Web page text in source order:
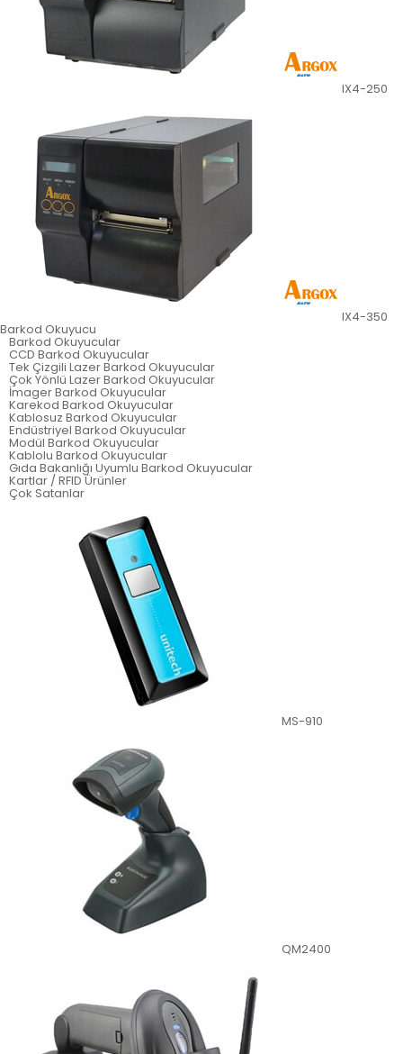
IX4-250
IX4-350
Barkod Okuyucu
Barkod Okuyucular
CCD Barkod Okuyucular
Tek Çizgili Lazer Barkod Okuyucular
Çok Yönlü Lazer Barkod Okuyucular
İmager Barkod Okuyucular
Karekod Barkod Okuyucular
Kablosuz Barkod Okuyucular
Endüstriyel Barkod Okuyucular
Modül Barkod Okuyucular
Kablolu Barkod Okuyucular
Gıda Bakanlığı Uyumlu Barkod Okuyucular
Kartlar / RFID Ürünler
Çok Satanlar
MS-910
QM2400